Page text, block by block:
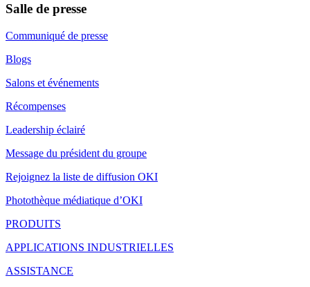
Salle de presse
Communiqué de presse
Blogs
Salons et événements
Récompenses
Leadership éclairé
Message du président du groupe
Rejoignez la liste de diffusion OKI
Photothèque médiatique d’OKI
PRODUITS
APPLICATIONS INDUSTRIELLES
ASSISTANCE